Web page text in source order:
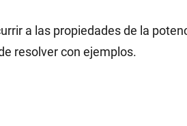
a las propiedades de la
resolver con ejemplos.